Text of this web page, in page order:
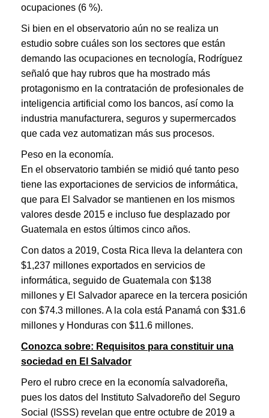
ocupaciones (6 %).
Si bien en el observatorio aún no se realiza un
estudio sobre cuáles son los sectores que están
demando las ocupaciones en tecnología, Rodríguez
señaló que hay rubros que ha mostrado más
protagonismo en la contratación de profesionales de
inteligencia artificial como los bancos, así como la
industria manufacturera, seguros y supermercados
que cada vez automatizan más sus procesos.
Peso en la economía.
En el observatorio también se midió qué tanto peso
tiene las exportaciones de servicios de informática,
que para El Salvador se mantienen en los mismos
valores desde 2015 e incluso fue desplazado por
Guatemala en estos últimos cinco años.
Con datos a 2019, Costa Rica lleva la delantera con
$1,237 millones exportados en servicios de
informática, seguido de Guatemala con $138
millones y El Salvador aparece en la tercera posición
con $74.3 millones. A la cola está Panamá con $31.6
millones y Honduras con $11.6 millones.
Conozca sobre: Requisitos para constituir una
sociedad en El Salvador
Pero el rubro crece en la economía salvadoreña,
pues los datos del Instituto Salvadoreño del Seguro
Social (ISSS) revelan que entre octubre de 2019 a